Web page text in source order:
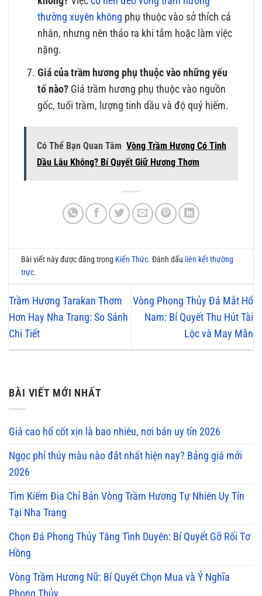
thường xuyên không phụ thuộc vào sở thích cá
nhân, nhưng nên tháo ra khi tắm hoặc làm việc
nặng.
Giá của trầm hương phụ thuộc vào những yếu
tố nào? Giá trầm hương phụ thuộc vào nguồn
gốc, tuổi trầm, lượng tinh dầu và độ quý hiếm.
Có Thể Bạn Quan Tâm Vòng Trầm Hương Có Tinh
Dầu Lâu Không? Bí Quyết Giữ Hương Thơm
Bài viết này được đăng trong Kiến Thức. Đánh dấu liên kết thường
trực.
Trầm Hương Tarakan Thơm
Hơn Hay Nha Trang: So Sánh
Chi Tiết
Vòng Phong Thủy Đá Mắt Hổ
Nam: Bí Quyết Thu Hút Tài
Lộc và May Mắn
BÀI VIẾT MỚI NHẤT
Giá cao hổ cốt xịn là bao nhiêu, nơi bán uy tín 2026
Ngọc phỉ thúy màu nào đắt nhất hiện nay? Bảng giá mới
2026
Tìm Kiếm Địa Chỉ Bán Vòng Trầm Hương Tự Nhiên Uy Tín
Tại Nha Trang
Chọn Đá Phong Thủy Tăng Tình Duyên: Bí Quyết Gỡ Rối Tơ
Hồng
Vòng Trầm Hương Nữ: Bí Quyết Chọn Mua và Ý Nghĩa